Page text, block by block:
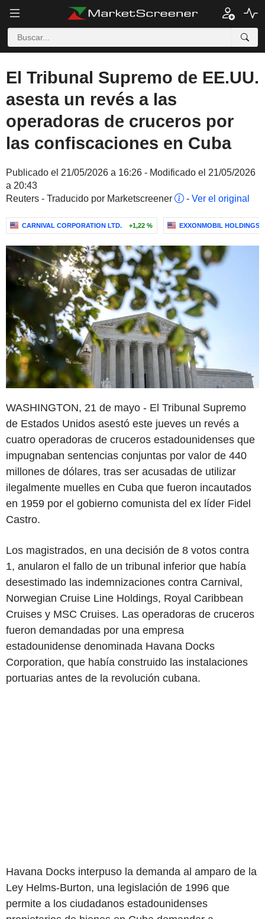
El Tribunal Supremo de EE.UU.
asesta un revés a las
operadoras de cruceros por
las confiscaciones en Cuba
Publicado el 21/05/2026 a 16:26 - Modificado el 21/05/2026
a 20:43
Reuters - Traducido por Marketscreener
- Ver el original
CARNIVAL CORPORATION LTD. +1,22 % EXXONMOBIL HOLDINGS
WASHINGTON, 21 de mayo - El Tribunal Supremo
de Estados Unidos asestó este jueves un revés a
cuatro operadoras de cruceros estadounidenses que
impugnaban sentencias conjuntas por valor de 440
millones de dólares, tras ser acusadas de utilizar
ilegalmente muelles en Cuba que fueron incautados
en 1959 por el gobierno comunista del ex líder Fidel
Castro.
Los magistrados, en una decisión de 8 votos contra
1, anularon el fallo de un tribunal inferior que había
desestimado las indemnizaciones contra Carnival,
Norwegian Cruise Line Holdings, Royal Caribbean
Cruises y MSC Cruises. Las operadoras de cruceros
fueron demandadas por una empresa
estadounidense denominada Havana Docks
Corporation, que había construido las instalaciones
portuarias antes de la revolución cubana.
Havana Docks interpuso la demanda al amparo de la
Ley Helms-Burton, una legislación de 1996 que
permite a los ciudadanos estadounidenses